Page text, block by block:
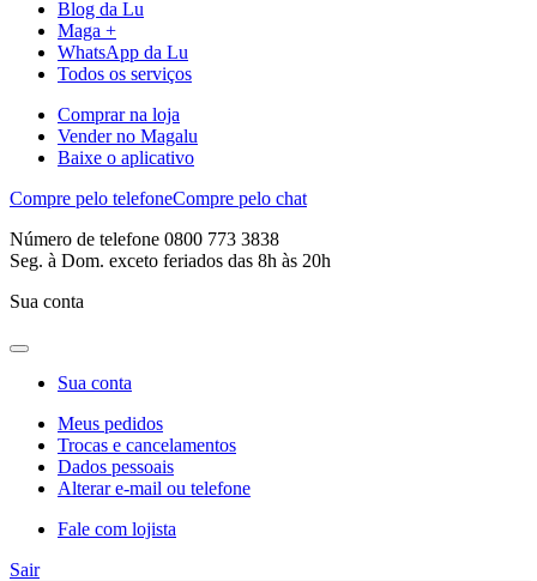
Blog da Lu
Maga +
WhatsApp da Lu
Todos os serviços
Comprar na loja
Vender no Magalu
Baixe o aplicativo
Compre pelo telefoneCompre pelo chat
Número de telefone 0800 773 3838
Seg. à Dom. exceto feriados das 8h às 20h
Sua conta
Sua conta
Meus pedidos
Trocas e cancelamentos
Dados pessoais
Alterar e-mail ou telefone
Fale com lojista
Sair